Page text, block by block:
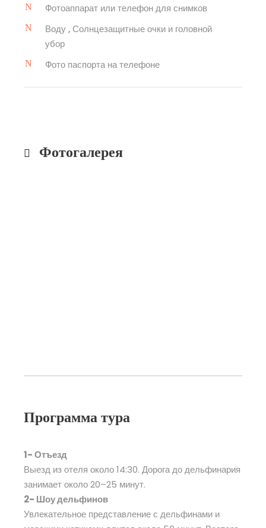
Фотоаппарат или телефон для снимков
Воду , Солнцезащитные очки и головной
убор
Фото паспорта на телефоне
Фотогалерея
Программа тура
1- Отъезд
Выезд из отеля около 14:30. Дорога до дельфинария
занимает около 20–25 минут.
2- Шоу дельфинов
Увлекательное представление с дельфинами и